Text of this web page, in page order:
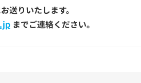
送りいたします。
までご連絡ください。